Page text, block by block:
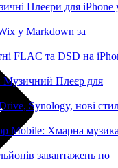
Плеєри для iPhone
у Markdown за
FLAC та DSD на
Плеєр для
Synology, нові
Mobile: Хмарна
завантажень по